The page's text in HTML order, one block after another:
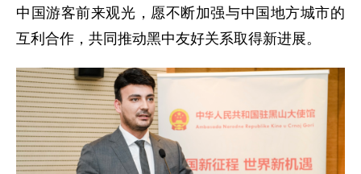
中国游客前来观光，愿不断加强与中国地方城市的
互利合作，共同推动黑中友好关系取得新进展。